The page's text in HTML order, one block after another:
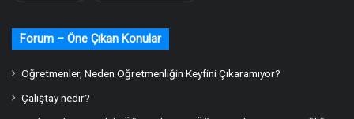
Forum – Öne Çıkan Konular
Öğretmenler, Neden Öğretmenliğin Keyfini Çıkaramıyor?
Çalıştay nedir?